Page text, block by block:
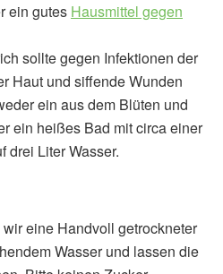
ein gutes Hausmittel gegen
sollte gegen Infektionen der
Haut und siffende Wunden
ein aus dem Blüten und
ein heißes Bad mit circa einer
drei Liter Wasser.
eine Handvoll getrockneter
Wasser und lassen die